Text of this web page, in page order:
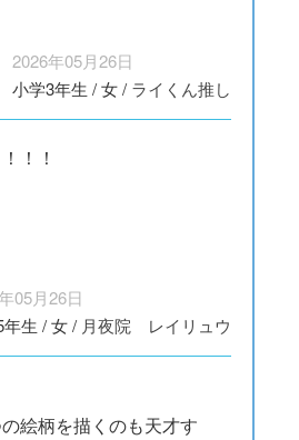
2026年05月26日
小学3年生 /女/ ライくん推し
！！
05月26日
生 /女/ 月夜院 レイリュウ
絵柄を描くのも天才す